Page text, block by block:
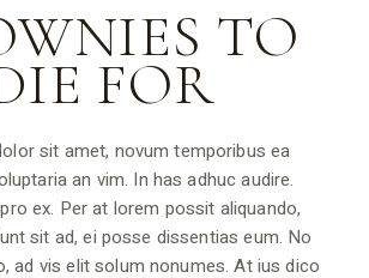
TO
FOR
sit amet, novum temporibus ea
an vim. In has adhuc audire.
ex. Per at lorem possit aliquando,
sit ad, ei posse dissentias eum. No
ad vis elit solum nonumes. At ius dico